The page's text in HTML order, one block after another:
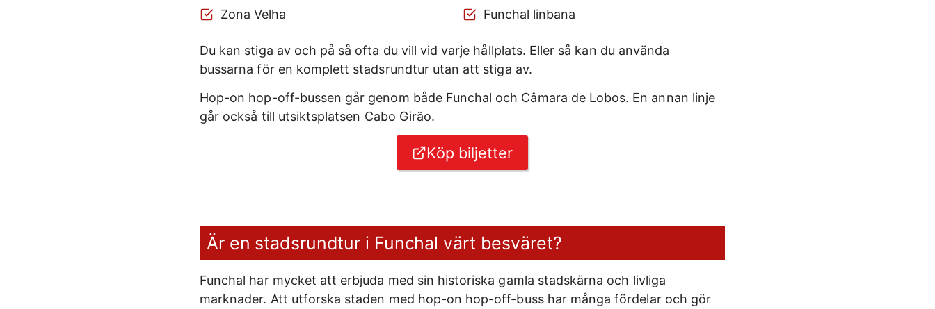
Zona Velha
Funchal linbana
Du kan stiga av och på så ofta du vill vid varje hållplats. Eller så kan du använda
bussarna för en komplett stadsrundtur utan att stiga av.
Hop-on hop-off-bussen går genom både Funchal och Câmara de Lobos. En annan linje
går också till utsiktsplatsen Cabo Girão.
Köp biljetter
Är en stadsrundtur i Funchal värt besväret?
Funchal har mycket att erbjuda med sin historiska gamla stadskärna och livliga
marknader. Att utforska staden med hop-on hop-off-buss har många fördelar och gör